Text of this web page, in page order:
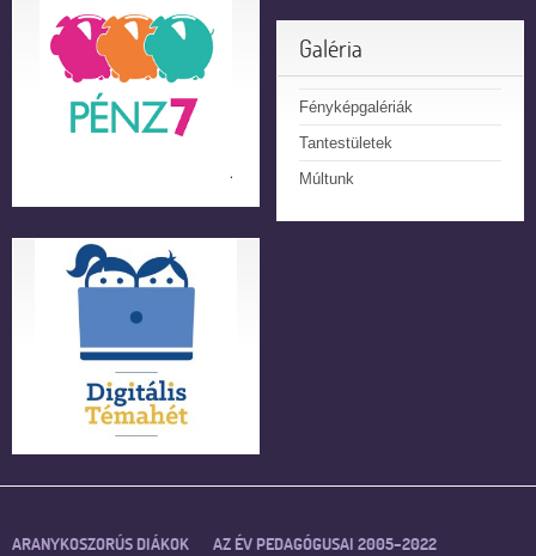
Galéria
Fényképgalériák
Tantestületek
Múltunk
ARANYKOSZORÚS DIÁKOK AZ ÉV PEDAGÓGUSAI 2005–2022